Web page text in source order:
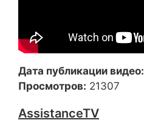
Дата публикации видео:
Просмотров: 21307
AssistanceTV